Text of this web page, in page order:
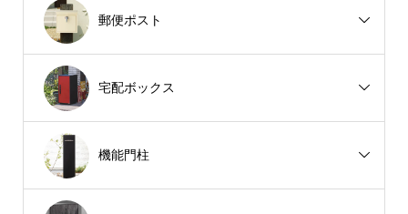
郵便ポスト
宅配ボックス
機能門柱